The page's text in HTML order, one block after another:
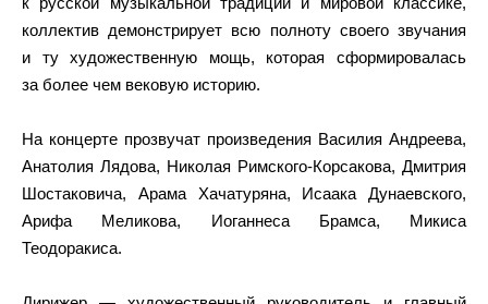
коллектив демонстрирует всю полноту своего звучания
и ту художественную мощь, которая сформировалась
за более чем вековую историю.
На концерте прозвучат произведения Василия Андреева,
Анатолия Лядова, Николая Римского-Корсакова, Дмитрия
Шостаковича, Арама Хачатуряна, Исаака Дунаевского,
Арифа Меликова, Иоганнеса Брамса, Микиса
Теодоракиса.